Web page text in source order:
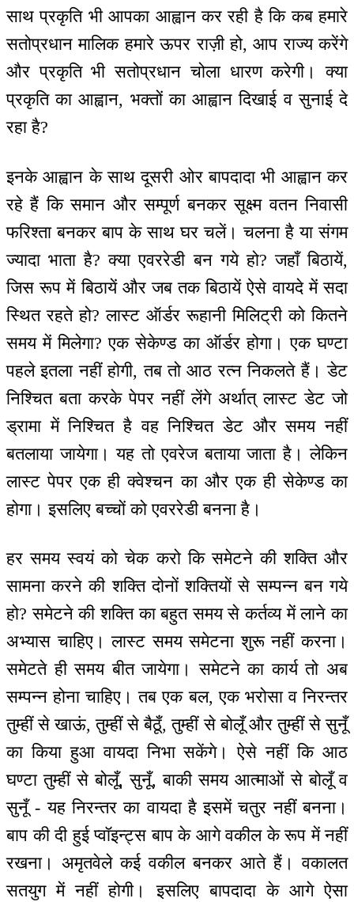
साथ प्रकृति भी आपका आह्वान कर रही है कि कब हमारे
सतोप्रधान मालिक हमारे ऊपर राज़ी हो, आप राज्य करेंगे
और प्रकृति भी सतोप्रधान चोला धारण करेगी। क्या
प्रकृति का आह्वान, भक्तों का आह्वान दिखाई व सुनाई दे
रहा है?
इनके आह्वान के साथ दूसरी ओर बापदादा भी आह्वान कर
रहे हैं कि समान और सम्पूर्ण बनकर सूक्ष्म वतन निवासी
फरिश्ता बनकर बाप के साथ घर चलें। चलना है या संगम
ज्यादा भाता है? क्या एवररेडी बन गये हो? जहाँ बिठायें,
जिस रूप में बिठायें और जब तक बिठायें ऐसे वायदे में सदा
स्थित रहते हो? लास्ट ऑर्डर रूहानी मिलिट्री को कितने
समय में मिलेगा? एक सेकेण्ड का ऑर्डर होगा। एक घण्टा
पहले इतला नहीं होगी, तब तो आठ रत्न निकलते हैं। डेट
निश्चित बता करके पेपर नहीं लेंगे अर्थात् लास्ट डेट जो
ड्रामा में निश्चित है वह निश्चित डेट और समय नहीं
बतलाया जायेगा। यह तो एवरेज बताया जाता है। लेकिन
लास्ट पेपर एक ही क्वेश्चन का और एक ही सेकेण्ड का
होगा। इसलिए बच्चों को एवररेडी बनना है।
हर समय स्वयं को चेक करो कि समेटने की शक्ति और
सामना करने की शक्ति दोनों शक्तियों से सम्पन्न बन गये
हो? समेटने की शक्ति का बहुत समय से कर्तव्य में लाने का
अभ्यास चाहिए। लास्ट समय समेटना शुरू नहीं करना।
समेटते ही समय बीत जायेगा। समेटने का कार्य तो अब
सम्पन्न होना चाहिए। तब एक बल, एक भरोसा व निरन्तर
तुम्हीं से खाऊं, तुम्हीं से बैठूँ, तुम्हीं से बोलूँ और तुम्हीं से सुनूँ
का किया हुआ वायदा निभा सकेंगे। ऐसे नहीं कि आठ
घण्टा तुम्हीं से बोलूँ, सुनूँ, बाकी समय आत्माओं से बोलूँ व
सुनूँ - यह निरन्तर का वायदा है इसमें चतुर नहीं बनना।
बाप की दी हुई प्वॉइन्ट्स बाप के आगे वकील के रूप में नहीं
रखना। अमृतवेले कई वकील बनकर आते हैं। वकालत
सतयुग में नहीं होगी। इसलिए बापदादा के आगे ऐसा